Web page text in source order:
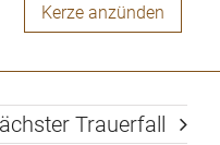
Kerze anzünden
Trauerfall